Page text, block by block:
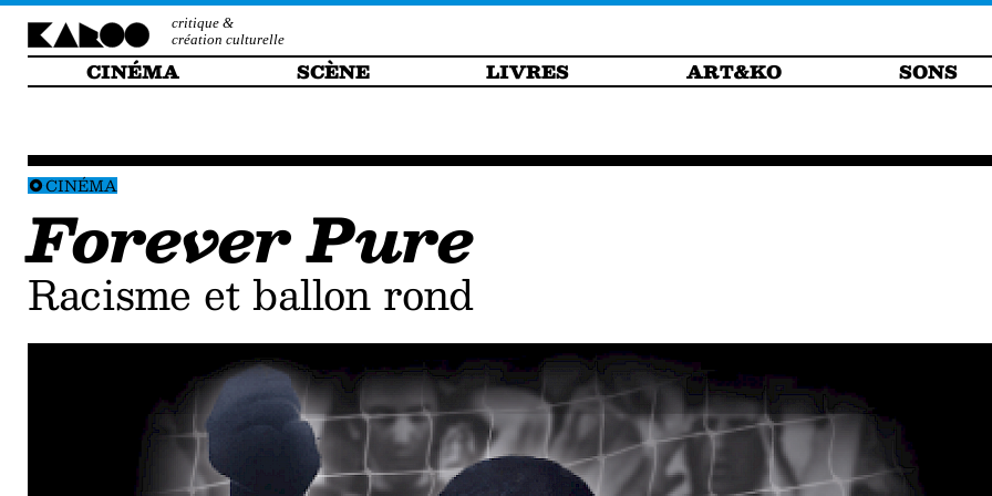
critique &
création culturelle
CINÉMA SCÈNE LIVRES ART&KO SONS
CINÉMA
Forever Pure
Racisme et ballon rond